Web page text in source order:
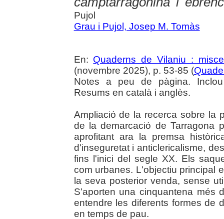
Pujol
Grau i Pujol, Josep M. Tomàs
En: Quaderns de Vilaniu :
(novembre 2025), p. 53-85 (
Notes a peu de pàgina. Inclou
Resums en català i anglès.
Ampliació de la recerca sobre la
de la demarcació de Tarragona
aprofitant ara la premsa
d'inseguretat i anticlericalisme,
fins l'inici del segle XX. Els
com urbanes. L'objectiu principal
la seva posterior venda, sense
S'aporten una cinquantena més
entendre les diferents formes de
en temps de pau.